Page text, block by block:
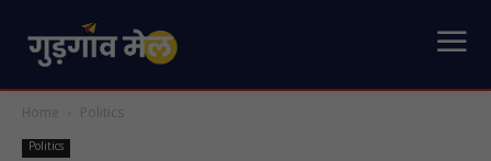
Home Politics
Politics